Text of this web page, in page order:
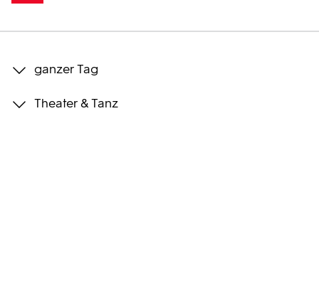
Bilder
ganzer Tag
Theater & Tanz